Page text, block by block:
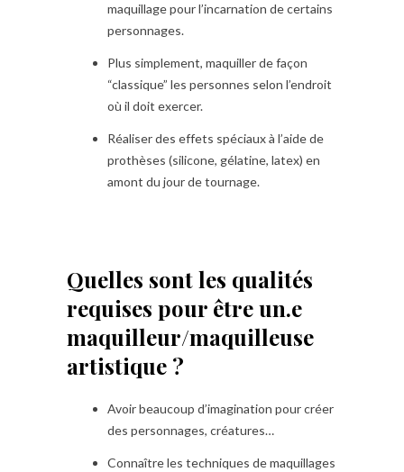
maquillage pour l’incarnation de certains
personnages.
Plus simplement, maquiller de façon
“classique” les personnes selon l’endroit
où il doit exercer.
Réaliser des effets spéciaux à l’aide de
prothèses (silicone, gélatine, latex) en
amont du jour de tournage.
Quelles sont les qualités
requises pour être un.e
maquilleur/maquilleuse
artistique ?
Avoir beaucoup d’imagination pour créer
des personnages, créatures…
Connaître les techniques de maquillages